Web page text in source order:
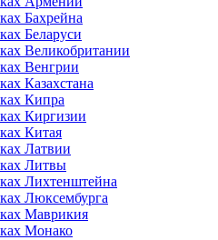
Бахрейна
Беларуси
Великобритании
Венгрии
Казахстана
Кипра
Киргизии
Китая
Латвии
Литвы
Лихтенштейна
Люксембурга
Маврикия
Монако